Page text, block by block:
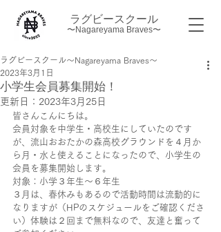
ラグビースクール
〜Nagareyama Braves〜
小学生会員募集開始！
ラグビースクール～Nagareyama Braves～
2023年3月1日
更新日： 2023年3月25日
皆さんこんにちは。
会員対象を中学生・高校生にしていたのです
が、流山おおたかの森高校グラウンドを４月か
ら月・水と使えることになったので、小学生の
会員を募集開始します。
対象：小学３年生～６年生
３月は、春休みもあるので活動時間は流動的に
なりますが（HPのスケジュールをご確認くださ
い）体験は２回まで無料なので、友達と奮って